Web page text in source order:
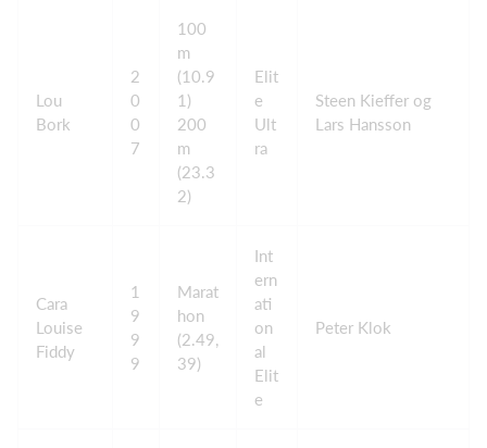
Lou
Bork
2
0
0
7
100
m
(10.9
1)
200
m
(23.3
2)
Elit
e
Ult
ra
Steen Kieffer og
Lars Hansson
Cara
Louise
Fiddy
1
9
9
9
Marat
hon
(2.49,
39)
Int
ern
ati
on
al
Elit
e
Peter Klok